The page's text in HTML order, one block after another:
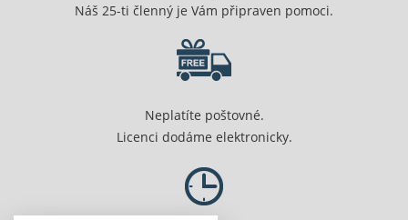
Náš 25-ti členný je Vám připraven pomoci.
Neplatíte poštovné.
Licenci dodáme elektronicky.